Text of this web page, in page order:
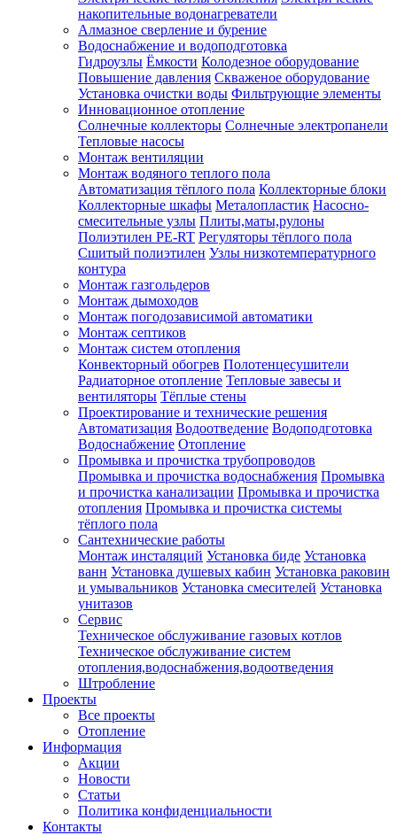
накопительные водонагреватели
Алмазное сверление и бурение
Водоснабжение и водоподготовка
Гидроузлы Ёмкости Колодезное оборудование
Повышение давления Скваженое оборудование
Установка очистки воды Фильтрующие элементы
Инновационное отопление
Солнечные коллекторы Солнечные электропанели
Тепловые насосы
Монтаж вентиляции
Монтаж водяного теплого пола
Автоматизация тёплого пола Коллекторные блоки
Коллекторные шкафы Металопластик Насосно-
смесительные узлы Плиты,маты,рулоны
Полиэтилен PE-RT Регуляторы тёплого пола
Сшитый полиэтилен Узлы низкотемпературного
контура
Монтаж газгольдеров
Монтаж дымоходов
Монтаж погодозависимой автоматики
Монтаж септиков
Монтаж систем отопления
Конвекторный обогрев Полотенцесушители
Радиаторное отопление Тепловые завесы и
вентиляторы Тёплые стены
Проектирование и технические решения
Автоматизация Водоотведение Водоподготовка
Водоснабжение Отопление
Промывка и прочистка трубопроводов
Промывка и прочистка водоснабжения Промывка
и прочистка канализации Промывка и прочистка
отопления Промывка и прочистка системы
тёплого пола
Сантехнические работы
Монтаж инсталяций Установка биде Установка
ванн Установка душевых кабин Установка раковин
и умывальников Установка смесителей Установка
унитазов
Сервис
Техническое обслуживание газовых котлов
Техническое обслуживание систем
отопления,водоснабжения,водоотведения
Штробление
Проекты
Все проекты
Отопление
Информация
Акции
Новости
Статьи
Политика конфиденциальности
Контакты